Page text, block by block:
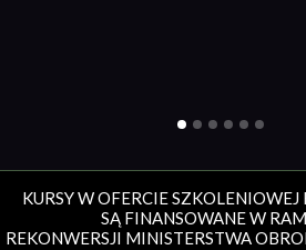
KURSY W OFERCIE
SĄ FINANSOWANE W
REKONWERSJI MINISTERSTWA